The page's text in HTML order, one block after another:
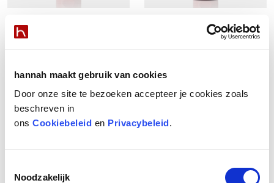
hannah maakt gebruik van cookies
Door onze site te bezoeken accepteer je cookies zoals
beschreven in
ons Cookiebeleid en Privacybeleid.
Noodzakelijk
Touch of Colour 65 ml Brilliant Touch 65 ml